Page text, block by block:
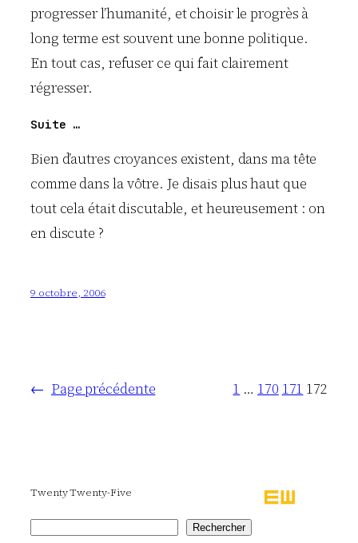
progresser l’humanité, et choisir le progrès à
long terme est souvent une bonne politique.
En tout cas, refuser ce qui fait clairement
régresser.
Suite …
Bien d’autres croyances existent, dans ma tête
comme dans la vôtre. Je disais plus haut que
tout cela était discutable, et heureusement : on
en discute ?
9 octobre, 2006
← Page précédente 1 … 170 171 172
Twenty Twenty-Five
Rechercher